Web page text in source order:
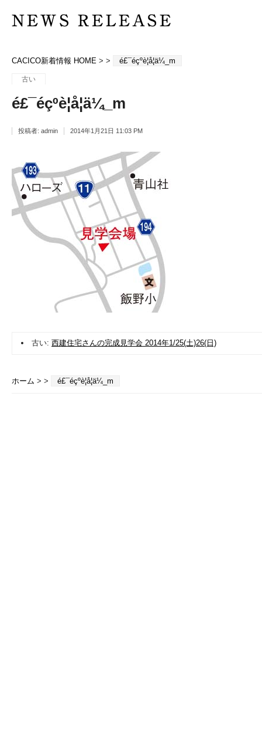
CACICO新着情報 HOME > > é£¯éçºè¦å­¦ä¼_m
古い
é£¯éçºè¦å­¦ä¼_m
投稿者: admin 2014年1月21日 11:03 PM
古い: 西建住宅さんの完成見学会 2014年1/25(土)26(日)
ホーム > > é£¯éçºè¦å­¦ä¼_m